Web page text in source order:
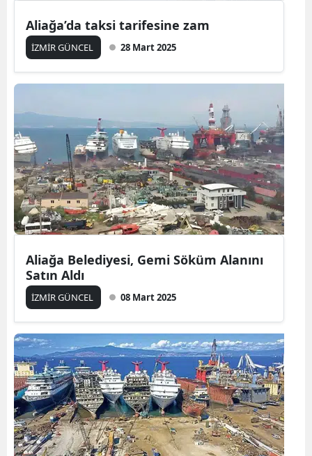
Aliağa’da taksi tarifesine zam
İZMİR GÜNCEL 28 Mart 2025
Aliağa Belediyesi, Gemi Söküm Alanını
Satın Aldı
İZMİR GÜNCEL 08 Mart 2025